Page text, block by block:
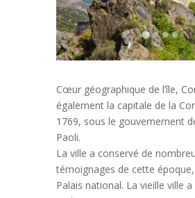
Cœur géographique de l’île,
également la capitale de la
1769, sous le gouvernement
Paoli.
La ville a conservé de
témoignages de cette
Palais national. La vieille ville